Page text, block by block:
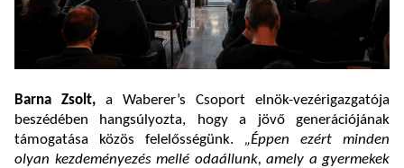
Barna Zsolt, a Waberer’s Csoport elnök-vezérigazgatója
beszédében hangsúlyozta, hogy a jövő generációjának
támogatása közös felelősségünk. „Éppen ezért minden
olyan kezdeményezés mellé odaállunk, amely a gyermekek